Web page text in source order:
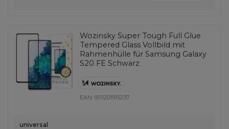
Wozinsky Super Tough Full Glue
Tempered Glass Vollbild mit
Rahmenhülle für Samsung Galaxy
S20 FE Schwarz
EAN:9111201915237
universal